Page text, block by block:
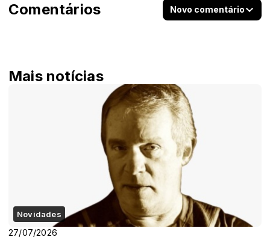
Comentários Novo comentário
Mais notícias
Novidades
27/07/2026